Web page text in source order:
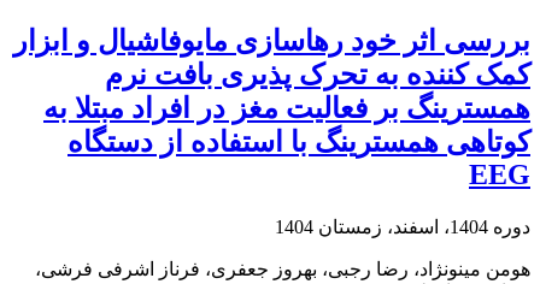
بررسی اثر خود رهاسازی مایوفاشیال و ابزار
کمک کننده به تحرک پذیری بافت نرم
همسترینگ بر فعالیت مغز در افراد مبتلا به
کوتاهی همسترینگ با استفاده از دستگاه
EEG
دوره 1404، اسفند، زمستان 1404
هومن مینونژاد، رضا رجبی، بهروز جعفری، فرناز اشرفی فرشی،